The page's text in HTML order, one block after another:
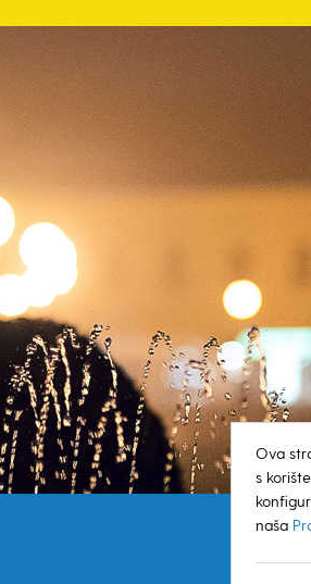
Ova
s
naša